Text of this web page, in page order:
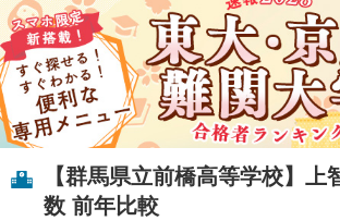
コ
ム
【群馬県立前橋高等学校】上
数 前年比較